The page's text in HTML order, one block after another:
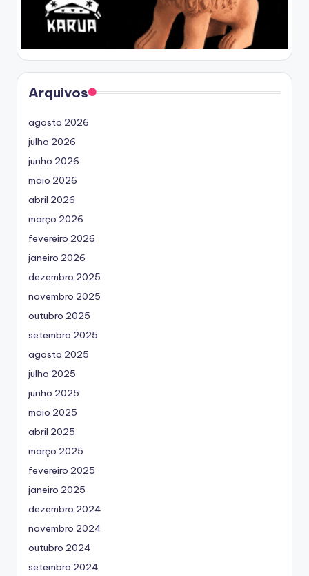
Arquivos
agosto 2026
julho 2026
junho 2026
maio 2026
abril 2026
março 2026
fevereiro 2026
janeiro 2026
dezembro 2025
novembro 2025
outubro 2025
setembro 2025
agosto 2025
julho 2025
junho 2025
maio 2025
abril 2025
março 2025
fevereiro 2025
janeiro 2025
dezembro 2024
novembro 2024
outubro 2024
setembro 2024